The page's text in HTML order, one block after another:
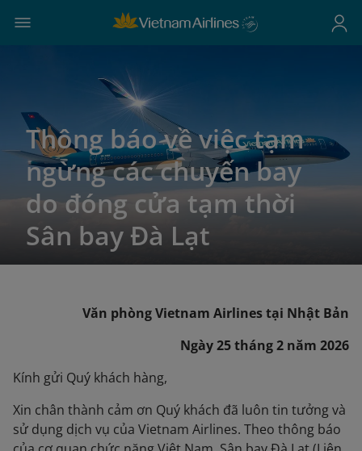
Thông báo về việc tạm
ngừng các chuyến bay
do đóng cửa tạm thời
Sân bay Đà Lạt
Văn phòng Vietnam Airlines tại Nhật Bản
Ngày 25 tháng 2 năm 2026
Kính gửi Quý khách hàng,
Xin chân thành cảm ơn Quý khách đã luôn tin tưởng và
sử dụng dịch vụ của Vietnam Airlines. Theo thông báo